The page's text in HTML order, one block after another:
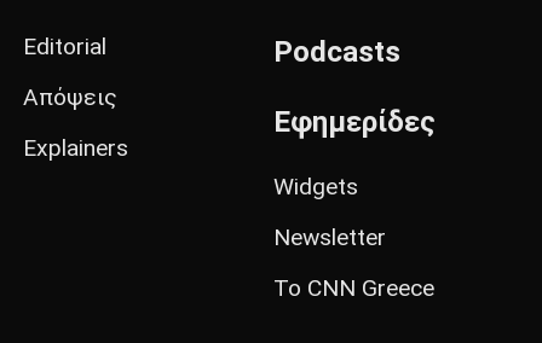
Editorial
Απόψεις
Explainers
Podcasts
Εφημερίδες
Widgets
Newsletter
Το CNN Greece